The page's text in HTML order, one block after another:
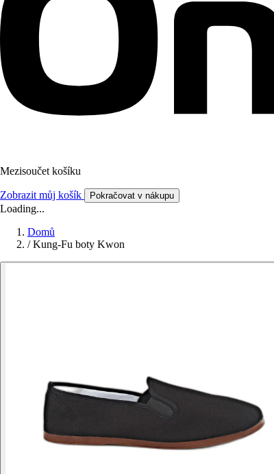
Mezisoučet košíku
Zobrazit můj košík Pokračovat v nákupu
Loading...
Domů
/ Kung-Fu boty Kwon